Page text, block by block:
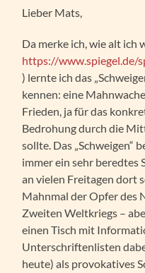
Lieber Mats,
Da merke ich, wie alt ich
https://www.spiegel.de/
) lernte ich das
kennen: eine
Frieden, ja für das
Bedrohung durch die
sollte. Das „Schweigen“
immer ein sehr beredtes
an vielen Freitagen dort
Mahnmal der Opfer des
Zweiten Weltkriegs –
einen Tisch mit
Unterschriftenlisten
heute) als provokatives